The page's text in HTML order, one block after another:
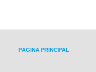
PÁGINA PRINCIPAL